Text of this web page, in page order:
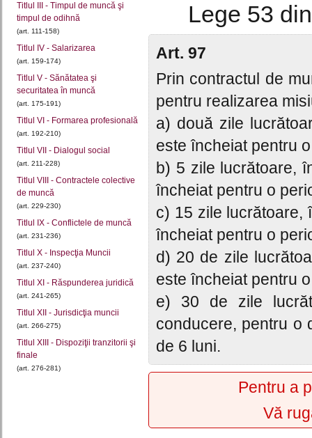
Titlul III - Timpul de muncă şi
timpul de odihnă
(art. 111-158)
Titlul IV - Salarizarea
(art. 159-174)
Titlul V - Sănătatea şi
securitatea în muncă
(art. 175-191)
Titlul VI - Formarea profesională
(art. 192-210)
Titlul VII - Dialogul social
(art. 211-228)
Titlul VIII - Contractele colective
de muncă
(art. 229-230)
Titlul IX - Conflictele de muncă
(art. 231-236)
Titlul X - Inspecţia Muncii
(art. 237-240)
Titlul XI - Răspunderea juridică
(art. 241-265)
Titlul XII - Jurisdicţia muncii
(art. 266-275)
Titlul XIII - Dispoziţii tranzitorii şi
finale
(art. 276-281)
Lege 53
Art. 97
Prin contractul de
pentru realizarea
a) două zile
este încheiat pentru
b) 5 zile lucrătoare,
încheiat pentru o
c) 15 zile lucrătoare,
încheiat pentru o
d) 20 de zile
este încheiat pentru
e) 30 de zile
conducere, pentru o
de 6 luni.
Pentru a
Vă